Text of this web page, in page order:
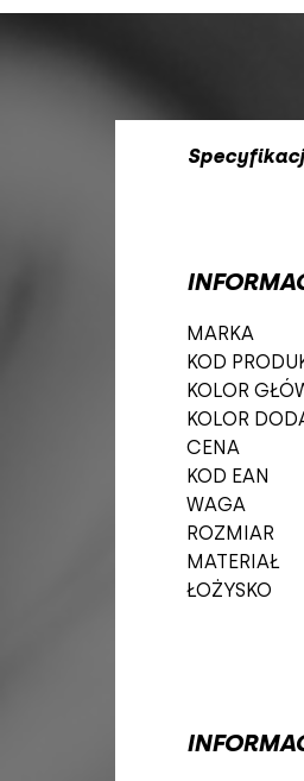
MARKA
KOD
KOLOR
KOLOR
CENA
KOD EAN
WAGA
ROZMIAR
MATERIAŁ
ŁOŻYSKO